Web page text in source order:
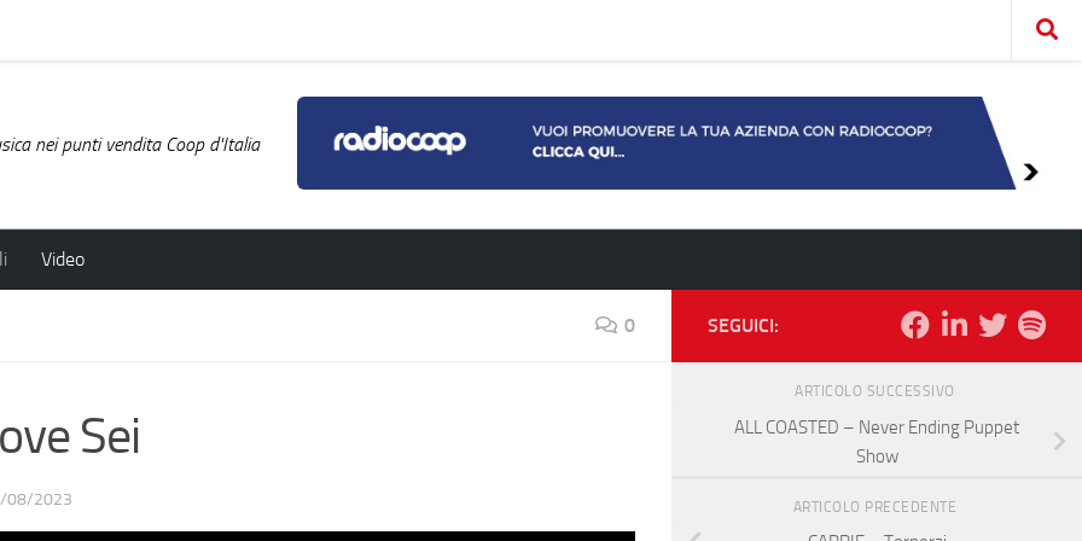
nei punti vendita Coop d'Italia
Video
0
Sei
08/2023
SEGUICI:
ARTICOLO SUCCESSIVO
ALL COASTED – Never Ending Puppet
Show
ARTICOLO PRECEDENTE